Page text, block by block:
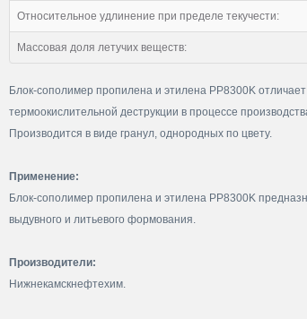
Относительное удлинение при пределе текучести:
Массовая доля летучих веществ:
Блок-сополимер пропилена и этилена PP8300K
термоокислительной деструкции в процессе
Производится в виде гранул, однородных по цвету.
Применение:
Блок-сополимер пропилена и этилена PP8300K
выдувного и литьевого формования.
Производители:
Нижнекамскнефтехим.